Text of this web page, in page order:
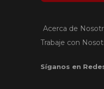
Acerca de
Trabaje con
Síganos en